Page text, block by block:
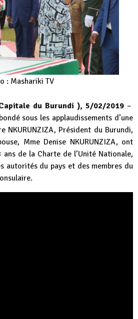
: Mashariki TV
du Burundi ), 5/02/2019–
sous les applaudissements d’une
NKURUNZIZA, Président du Burundi,
Mme Denise NKURUNZIZA, ont
de la Charte de l’Unité Nationale,
autorités du pays et des membres du